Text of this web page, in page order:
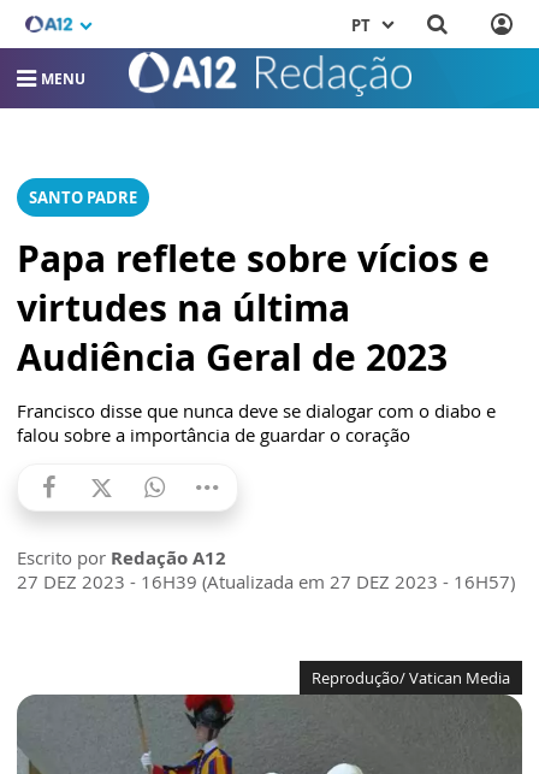
PT
MENU
SANTO PADRE
Papa reflete sobre vícios e
virtudes na última
Audiência Geral de 2023
Francisco disse que nunca deve se dialogar com o diabo e
falou sobre a importância de guardar o coração
Escrito por Redação A12
27 DEZ 2023 - 16H39 (Atualizada em 27 DEZ 2023 - 16H57)
Reprodução/ Vatican Media